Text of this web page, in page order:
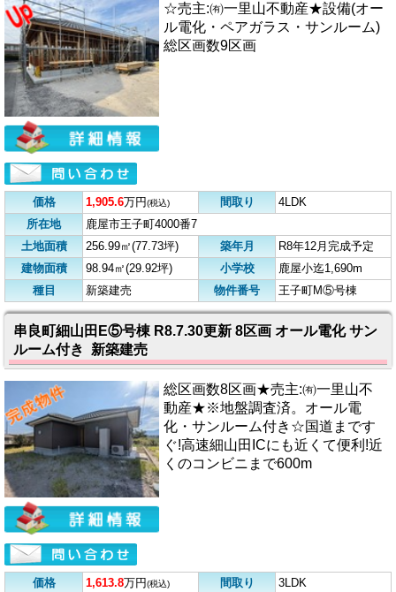
☆売主:㈲一里山不動産★設備(オー
ル電化・ペアガラス・サンルーム)
総区画数9区画
価格 1,905.6万円(税込) 間取り
4LDK
所在地
鹿屋市王子町4000番7
土地面積
256.99㎡(77.73坪) 築年月
R8年12月完成予定
建物面積
98.94㎡(29.92坪) 小学校
鹿屋小迄1,690m
種目
新築建売 物件番号 王子町M⑤号棟
串良町細山田E⑤号棟 R8.7.30更新 8区画 オール電化 サン
ルーム付き 新築建売
総区画数8区画★売主:㈲一里山不
動産★※地盤調査済。オール電
化・サンルーム付き☆国道まです
ぐ!高速細山田ICにも近くて便利!近
くのコンビニまで600m
価格 1,613.8万円(税込) 間取り
3LDK